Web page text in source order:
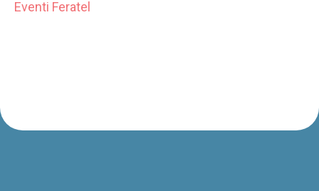
Eventi Feratel